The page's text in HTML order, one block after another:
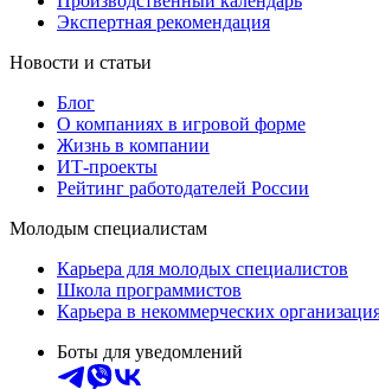
Экспертная рекомендация
Новости и статьи
Блог
О компаниях в игровой форме
Жизнь в компании
ИТ-проекты
Рейтинг работодателей России
Молодым специалистам
Карьера для молодых специалистов
Школа программистов
Карьера в некоммерческих
Боты для уведомлений